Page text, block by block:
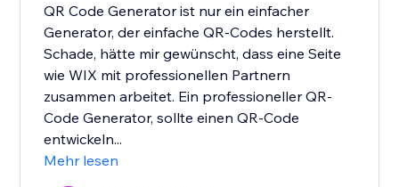
QR Code Generator ist nur ein einfacher
Generator, der einfache QR-Codes herstellt.
Schade, hätte mir gewünscht, dass eine Seite
wie WIX mit professionellen Partnern
zusammen arbeitet. Ein professioneller QR-
Code Generator, sollte einen QR-Code
entwickeln...
Mehr lesen